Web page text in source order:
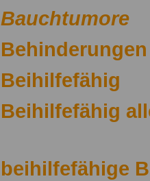
Bauchtumore
Beihilfefähig
Beihilfefähig
beihilfefähige